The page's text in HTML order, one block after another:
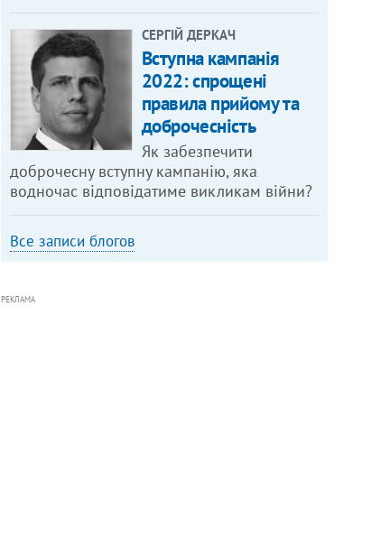
СЕРГІЙ ДЕРКАЧ
Вступна кампанія
2022: спрощені
правила прийому та
доброчесність
Як забезпечити
доброчесну вступну кампанію, яка
водночас відповідатиме викликам війни?
Все записи блогов
РЕКЛАМА